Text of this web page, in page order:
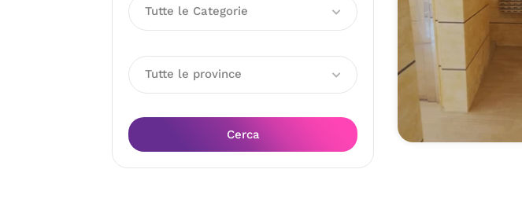
Tutte le Categorie
Tutte le province
Cerca